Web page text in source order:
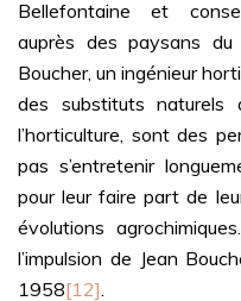
Bellefontaine et
auprès des paysans du
Boucher, un ingénieur
des substituts naturels
l’horticulture, sont des
pas s’entretenir
pour leur faire part de
évolutions
l’impulsion de Jean
1958[12].